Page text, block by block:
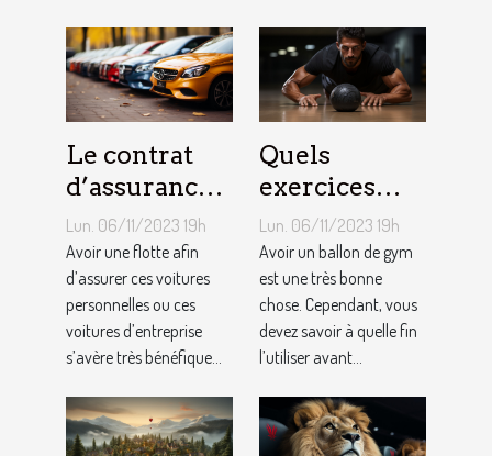
Le contrat
d’assurance
auto par
flotte : est-il
si
bénéfique ?
Lun. 06/11/2023 19h
Avoir une flotte afin
d’assurer ces voitures
personnelles ou ces
voitures d’entreprise
s’avère très bénéfique...
Quels
exercices
pouvez-vous
faire avec un
ballon de
gym ?
Lun. 06/11/2023 19h
Avoir un ballon de gym
est une très bonne
chose. Cependant, vous
devez savoir à quelle fin
l’utiliser avant...